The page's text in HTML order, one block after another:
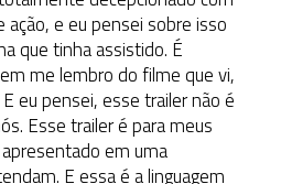
e eu pensei sobre isso
que tinha assistido. É
me lembro do filme que vi,
eu pensei, esse trailer não é
Esse trailer é para meus
em uma
E essa é a linguagem